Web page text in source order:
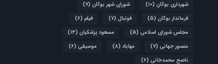
شهرداری بوکان (10) شورای شهر بوکان (7)
فرماندار بوکان (5) فوتبال (7) فیلم (6)
مجلس شورای اسلامی (5) مسعود پزشکیان (14)
منصور جهانی (7) مهاباد (8) موسیقی (6)
ناصح محمدخانی (6)